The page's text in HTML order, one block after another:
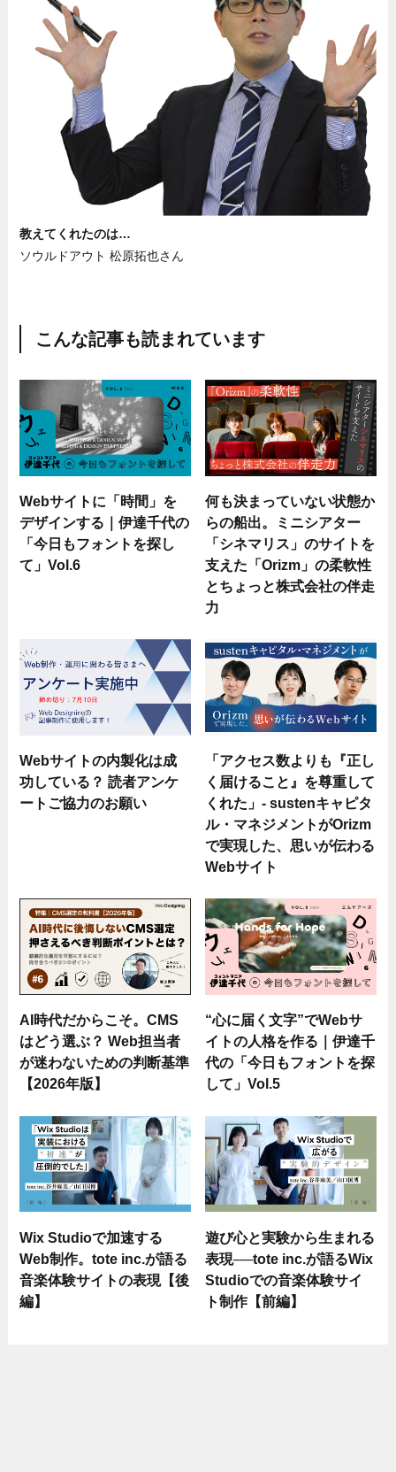
教えてくれたのは…
ソウルドアウト 松原拓也さん
こんな記事も読まれています
Webサイトに「時間」を
デザインする｜伊達千代の
「今日もフォントを探し
て」Vol.6
何も決まっていない状態か
らの船出。ミニシアター
「シネマリス」のサイトを
支えた「Orizm」の柔軟性
とちょっと株式会社の伴走
力
Webサイトの内製化は成
功している？ 読者アンケ
ートご協力のお願い
「アクセス数よりも『正し
く届けること』を尊重して
くれた」- sustenキャピタ
ル・マネジメントがOrizm
で実現した、思いが伝わる
Webサイト
AI時代だからこそ。CMS
はどう選ぶ？ Web担当者
が迷わないための判断基準
【2026年版】
“心に届く文字”でWebサ
イトの人格を作る｜伊達千
代の「今日もフォントを探
して」Vol.5
Wix Studioで加速する
Web制作。tote inc.が語る
音楽体験サイトの表現【後
編】
遊び心と実験から生まれる
表現──tote inc.が語るWix
Studioでの音楽体験サイ
ト制作【前編】